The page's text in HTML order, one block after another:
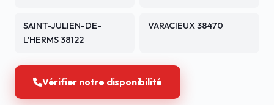
SAINT-JULIEN-DE-
L'HERMS 38122
VARACIEUX 38470
Vérifier notre disponibilité